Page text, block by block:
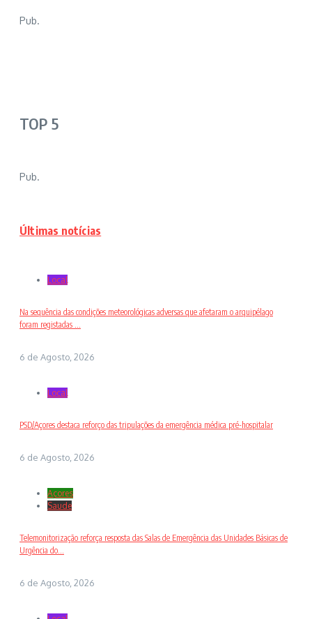
Pub.
TOP 5
Pub.
Últimas notícias
Local
Na sequência das condições meteorológicas adversas que afetaram o arquipélago
foram registadas ...
6 de Agosto, 2026
Local
PSD/Açores destaca reforço das tripulações da emergência médica pré-hospitalar
6 de Agosto, 2026
Açores
Saude
Telemonitorização reforça resposta das Salas de Emergência das Unidades Básicas de
Urgência do...
6 de Agosto, 2026